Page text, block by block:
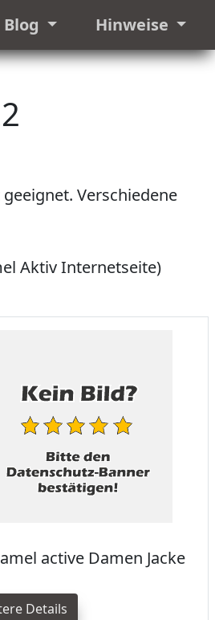
Blog Hinweise
Verschiedene
Aktiv Internetseite)
active Damen Jacke
Details